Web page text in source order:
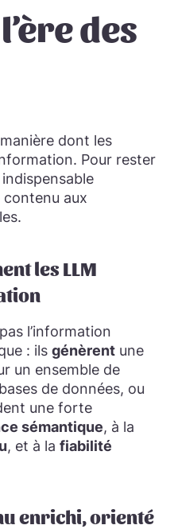
des
dont les
Pour rester
contenu aux
les LLM
l’information
: ils génèrent une
un ensemble de
de données, ou
une forte
sémantique, à la
, et à la fiabilité
enrichi, orienté